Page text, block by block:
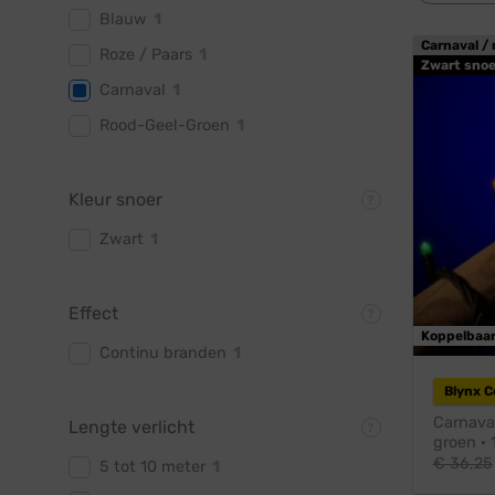
Blauw
Roze / Paars
Carnaval
Rood-Geel-Groen
Kleur snoer
Zwart
Effect
Continu branden
Lengte verlicht
5 tot 10 meter
Carnaval /
Zwart
Koppelbaar
Blynx
groen ·
€36,25